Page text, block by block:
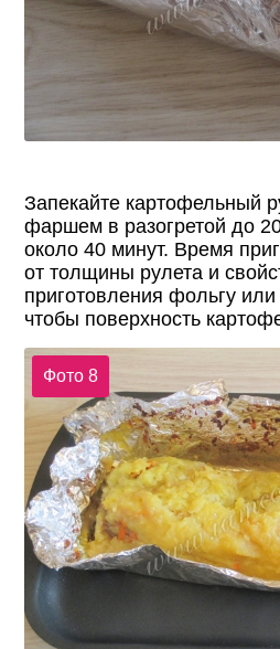
Запекайте картофельный
фаршем в разогретой до
около 40 минут. Время
от толщины рулета и
приготовления фольгу или
чтобы поверхность
Фото 8